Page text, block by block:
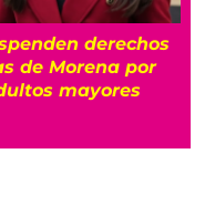
derechos
de Morena por
mayores